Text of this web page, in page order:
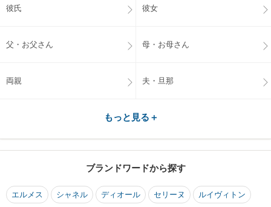
彼氏 彼女
父・お父さん 母・お母さん
両親 夫・旦那
もっと見る＋
ブランドワードから探す
エルメス シャネル ディオール セリーヌ ルイヴィトン